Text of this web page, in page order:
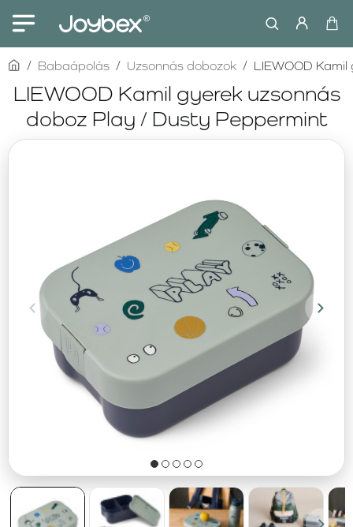
LIEWOOD Kamil gyerek uzsonnás
doboz Play / Dusty Peppermint
homeBabaápolás Uzsonnás dobozok LIEWOOD